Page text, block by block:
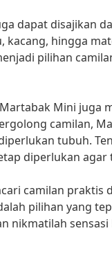
dapat disajikan
kacang, hingga
pilihan
Mini juga
camilan,
tubuh.
diperlukan agar
camilan praktis
pilihan yang
nikmatilah sensasi